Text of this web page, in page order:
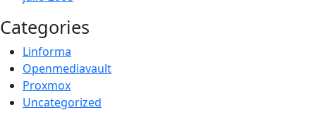
Categories
Linforma
Openmediavault
Proxmox
Uncategorized